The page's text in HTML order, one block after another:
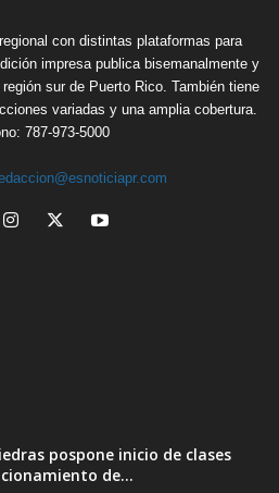
con distintas plataformas para
impresa publica bisemanalmente y
sur de Puerto Rico. También tiene
variadas y una amplia cobertura.
787-973-5000
pospone inicio de clases
de...